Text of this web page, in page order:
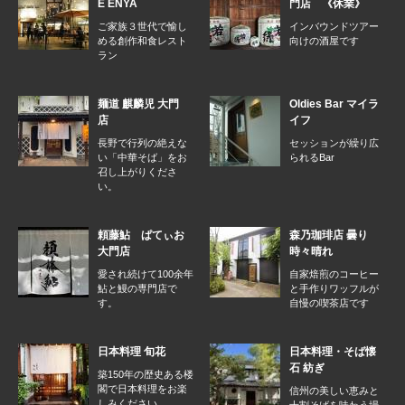
E ENYA
ご家族３世代で愉し
める創作和食レスト
ラン
門店 《休業》
インバウンドツアー
向けの酒屋です
麺道 麒麟児 大門
店
長野で行列の絶えな
い「中華そば」をお
召し上がりくださ
い。
Oldies Bar マイラ
イフ
セッションが繰り広
られるBar
頼藤鮎 ぱてぃお
大門店
愛され続けて100余年
鮎と鰻の専門店で
す。
森乃珈琲店 曇り
時々晴れ
自家焙煎のコーヒー
と手作りワッフルが
自慢の喫茶店です
日本料理 旬花
築150年の歴史ある楼
閣で日本料理をお楽
日本料理・そば懐
石 紡ぎ
信州の美しい恵みと